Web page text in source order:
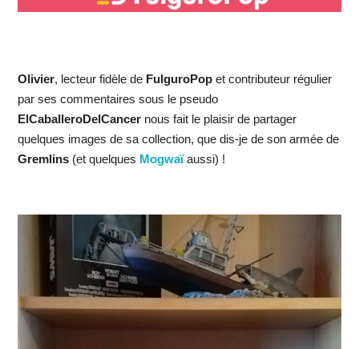
Olivier, lecteur fidèle de FulguroPopet contributeur régulier
par ses commentaires sous le pseudo
ElCaballeroDelCancernous fait le plaisir de partager
quelques images de sa collection, que dis-je de son armée de
Gremlins(et quelques Mogwaïaussi) !